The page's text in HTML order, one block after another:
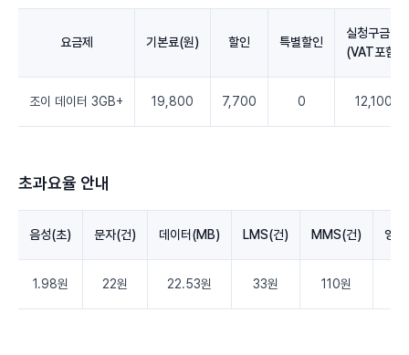
요금제 기본료(원) 할인 특별할인
실청구금액
(VAT포함)
조이 데이터 3GB+ 19,800 7,700 0 12,100
초과요율 안내
음성(초) 문자(건) 데이터(MB) LMS(건) MMS(건) 영
1.98원 22원 22.53원 33원 110원